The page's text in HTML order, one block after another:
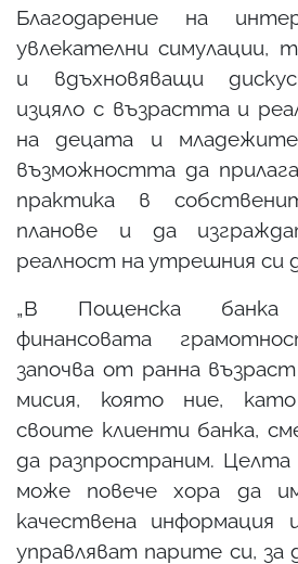
Благодарение на
увлекателни симулации,
и вдъхновяващи
изцяло с възрастта и
на децата и
възможността да
практика в
планове и да
реалност на утрешния си
„В Пощенска
финансовата
започва от ранна
мисия, която ние,
своите клиенти банка,
да разпространим.
може повече хора да
качествена информация
управляват парите си, за